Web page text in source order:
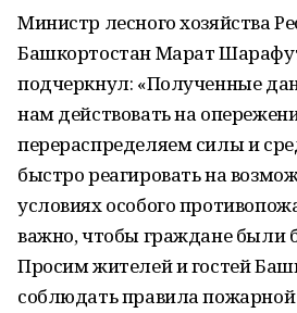
Министр лесного хозяйства
Башкортостан Марат
подчеркнул: «Полученные
нам действовать на
перераспределяем силы и
быстро реагировать на
условиях особого
важно, чтобы граждане были
Просим жителей и гостей
соблюдать правила пожарной